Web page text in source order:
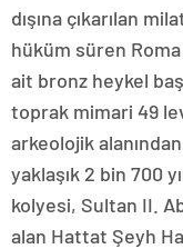
dışına çıkarılan
hüküm süren
ait bronz heykel
toprak mimari 49
arkeolojik alanından
yaklaşık 2 bin 700
kolyesi, Sultan II.
alan Hattat Şeyh